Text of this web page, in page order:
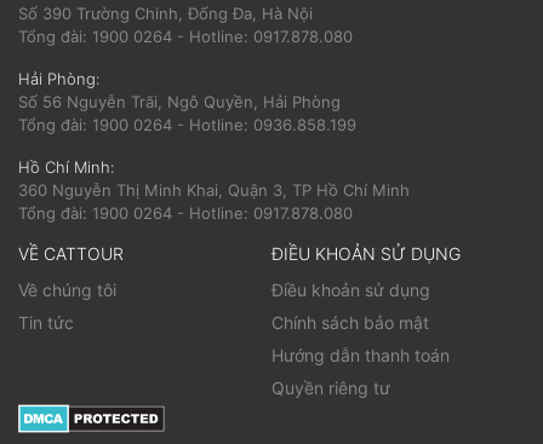
Số 390 Trường Chinh, Đống Đa, Hà Nội
Tổng đài: 1900 0264 - Hotline: 0917.878.080
Hải Phòng:
Số 56 Nguyễn Trãi, Ngô Quyền, Hải Phòng
Tổng đài: 1900 0264 - Hotline: 0936.858.199
Hồ Chí Minh:
360 Nguyễn Thị Minh Khai, Quận 3, TP Hồ Chí Minh
Tổng đài: 1900 0264 - Hotline: 0917.878.080
VỀ CATTOUR
Về chúng tôi
Tin tức
ĐIỀU KHOẢN SỬ DỤNG
Điều khoản sử dụng
Chính sách bảo mật
Hướng dẫn thanh toán
Quyền riêng tư